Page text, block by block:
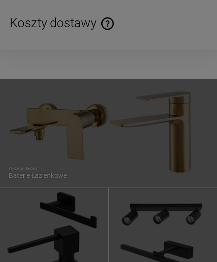
Koszty dostawy
Cena nie zawiera ewentualnych kosztów płatności
Wysokiej Jakości
Baterie Łazienkowe